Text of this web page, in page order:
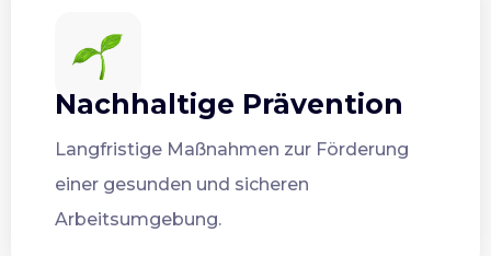
Nachhaltige Prävention
Langfristige Maßnahmen zur Förderung
einer gesunden und sicheren
Arbeitsumgebung.